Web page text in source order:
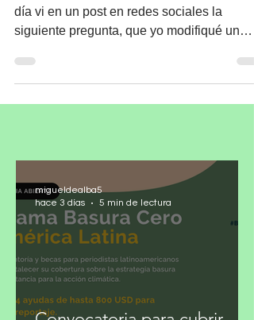
Por Deborah Buiza @DeborahBuiza El otro
día vi en un post en redes sociales la
siguiente pregunta, que yo modifiqué un
migueldealba5
hace 3 días
5 min de lectura